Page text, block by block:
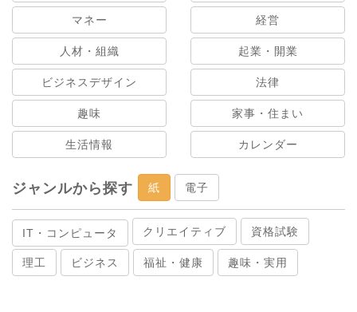
マネー 経営
人材・組織 起業・開業
ビジネスデザイン 法律
趣味 家事・住まい
生活情報 カレンダー
ジャンルから探す 紙 電子
IT・コンピュータ クリエイティブ 資格試験
理工 ビジネス 福祉・健康 趣味・実用